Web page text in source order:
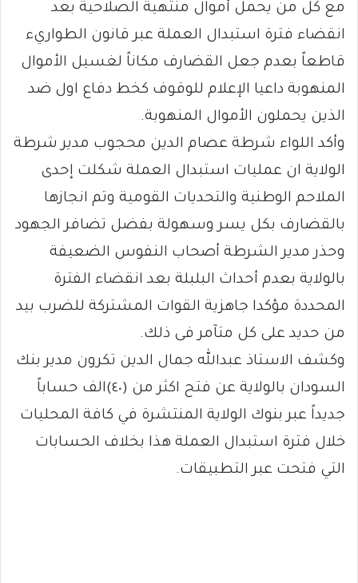
مع كل من يحمل أموال منتهية الصلاحية بعد
انقضاء فترة استبدال العملة عبر قانون الطواريء
قاطعاً بعدم جعل القضارف مكاناً لغسيل الأموال
المنهوبة داعيا الإعلام للوقوف كخط دفاع اول ضد
الذين يحملون الأموال المنهوبة.
وأكد اللواء شرطة عصام الدين محجوب مدير شرطة
الولاية ان عمليات استبدال العملة شكلت إحدى
الملاحم الوطنية والتحديات القومية وتم انجازها
بالقضارف بكل يسر وسهولة بفضل تضافر الجهود
وحذر مدير الشرطة أصحاب النفوس الضعيفة
بالولاية بعدم أحداث البلبلة بعد انقضاء الفترة
المحددة مؤكدا جاهزية القوات المشتركة للضرب بيد
من حديد على كل متآمر فى ذلك.
وكشف الاستاذ عبدالله جمال الدين تكرون مدير بنك
السودان بالولاية عن فتح اكثر من (٤٠)الف حساباً
جديداً عبر بنوك الولاية المنتشرة في كافة المحليات
خلال فترة استبدال العملة هذا بخلاف الحسابات
التي فتحت عبر التطبيقات.